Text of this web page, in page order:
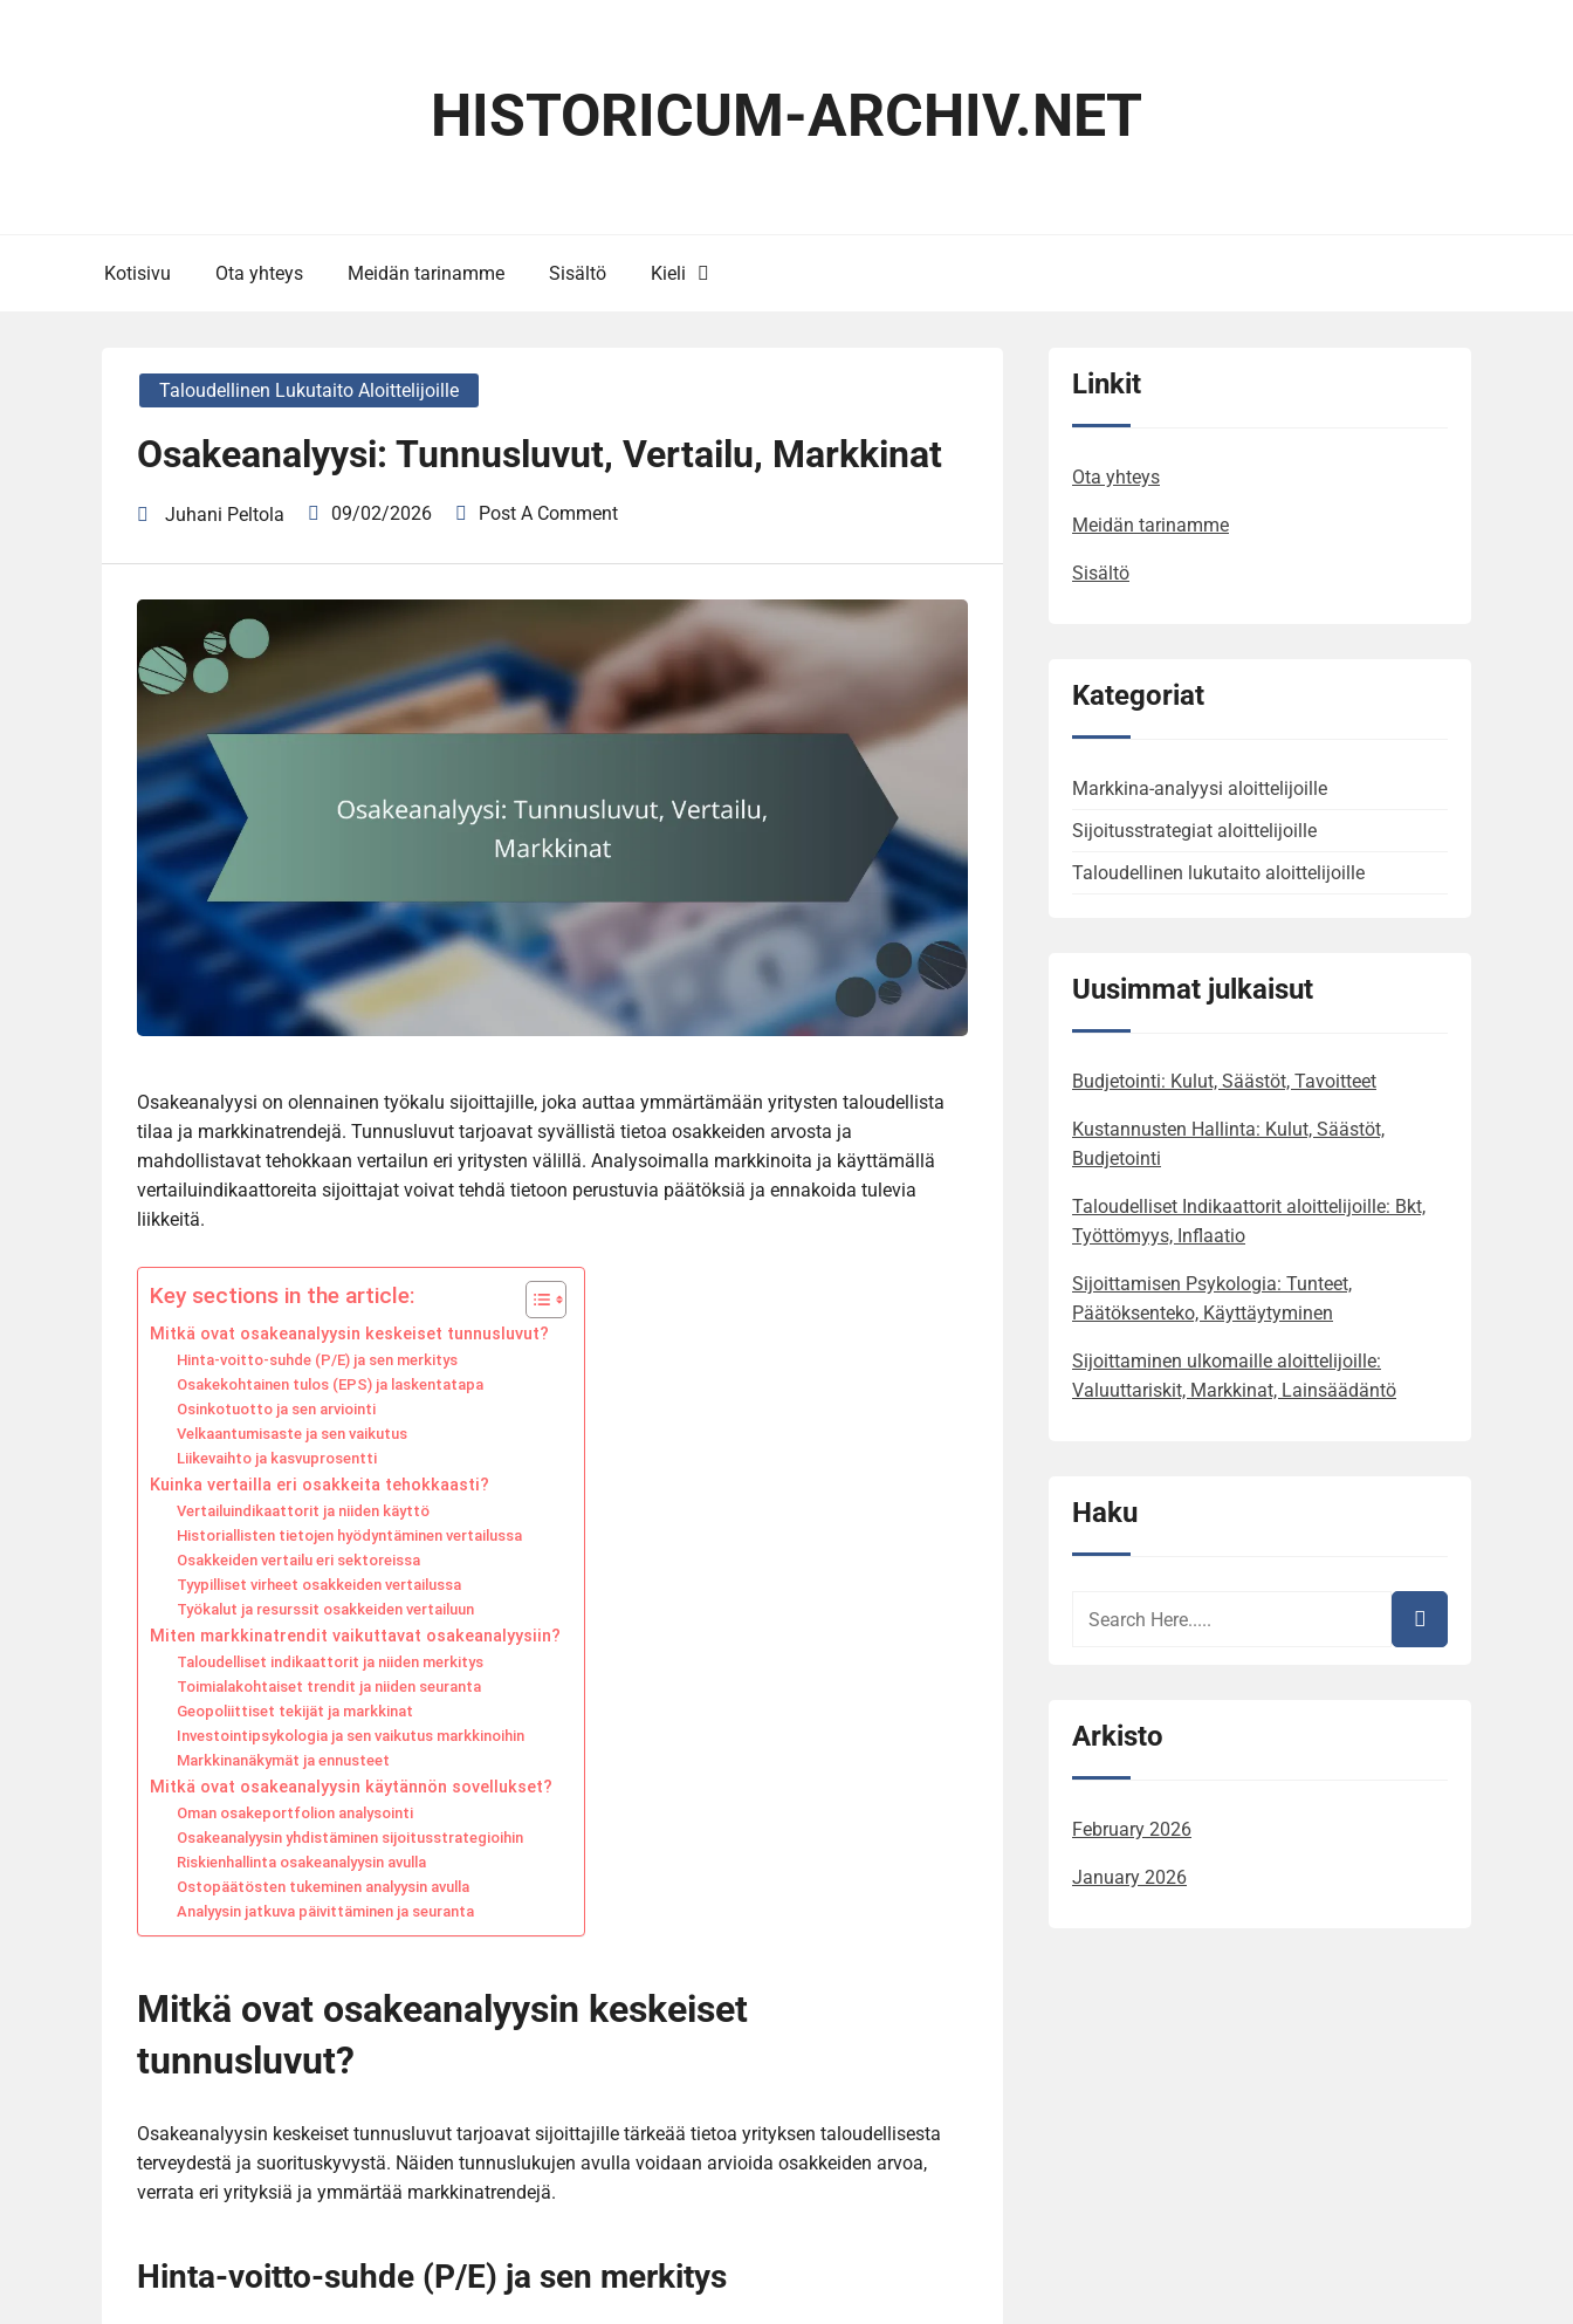
HISTORICUM-ARCHIV.NET
Kotisivu Ota yhteys Meidän tarinamme Sisältö Kieli
Taloudellinen Lukutaito Aloittelijoille
Osakeanalyysi: Tunnusluvut, Vertailu, Markkinat
Juhani Peltola 09/02/2026 Post A Comment
Osakeanalyysi on olennainen työkalu sijoittajille, joka auttaa ymmärtämään yritysten taloudellista
tilaa ja markkinatrendejä. Tunnusluvut tarjoavat syvällistä tietoa osakkeiden arvosta ja
mahdollistavat tehokkaan vertailun eri yritysten välillä. Analysoimalla markkinoita ja käyttämällä
vertailuindikaattoreita sijoittajat voivat tehdä tietoon perustuvia päätöksiä ja ennakoida tulevia
liikkeitä.
Key sections in the article:
Mitkä ovat osakeanalyysin keskeiset tunnusluvut?
Hinta-voitto-suhde (P/E) ja sen merkitys
Osakekohtainen tulos (EPS) ja laskentatapa
Osinkotuotto ja sen arviointi
Velkaantumisaste ja sen vaikutus
Liikevaihto ja kasvuprosentti
Kuinka vertailla eri osakkeita tehokkaasti?
Vertailuindikaattorit ja niiden käyttö
Historiallisten tietojen hyödyntäminen vertailussa
Osakkeiden vertailu eri sektoreissa
Tyypilliset virheet osakkeiden vertailussa
Työkalut ja resurssit osakkeiden vertailuun
Miten markkinatrendit vaikuttavat osakeanalyysiin?
Taloudelliset indikaattorit ja niiden merkitys
Toimialakohtaiset trendit ja niiden seuranta
Geopoliittiset tekijät ja markkinat
Investointipsykologia ja sen vaikutus markkinoihin
Markkinanäkymät ja ennusteet
Mitkä ovat osakeanalyysin käytännön sovellukset?
Oman osakeportfolion analysointi
Osakeanalyysin yhdistäminen sijoitusstrategioihin
Riskienhallinta osakeanalyysin avulla
Ostopäätösten tukeminen analyysin avulla
Analyysin jatkuva päivittäminen ja seuranta
Mitkä ovat osakeanalyysin keskeiset
tunnusluvut?
Osakeanalyysin keskeiset tunnusluvut tarjoavat sijoittajille tärkeää tietoa yrityksen taloudellisesta
terveydestä ja suorituskyvystä. Näiden tunnuslukujen avulla voidaan arvioida osakkeiden arvoa,
verrata eri yrityksiä ja ymmärtää markkinatrendejä.
Hinta-voitto-suhde (P/E) ja sen merkitys
Linkit
Ota yhteys
Meidän tarinamme
Sisältö
Kategoriat
Markkina-analyysi aloittelijoille
Sijoitusstrategiat aloittelijoille
Taloudellinen lukutaito aloittelijoille
Uusimmat julkaisut
Budjetointi: Kulut, Säästöt, Tavoitteet
Kustannusten Hallinta: Kulut, Säästöt,
Budjetointi
Taloudelliset Indikaattorit aloittelijoille: Bkt,
Työttömyys, Inflaatio
Sijoittamisen Psykologia: Tunteet,
Päätöksenteko, Käyttäytyminen
Sijoittaminen ulkomaille aloittelijoille:
Valuuttariskit, Markkinat, Lainsäädäntö
Haku
Arkisto
February 2026
January 2026